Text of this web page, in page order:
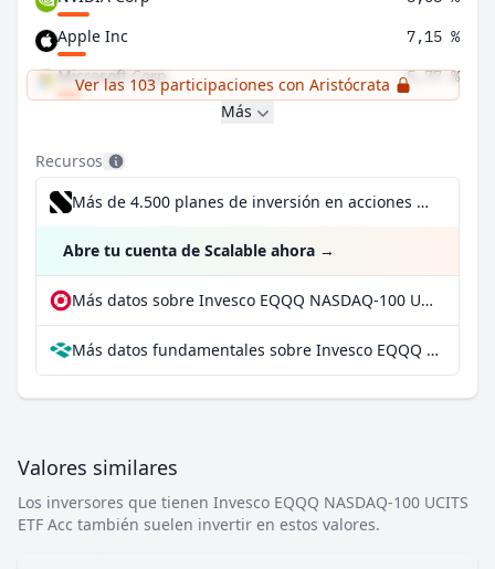
Apple Inc 7,15 %
Microsoft Corp 5,77 %
Ver las 103 participaciones con Aristócrata
Más
Recursos
Más de 4.500 planes de inversión en acciones desde 1 €
Abre tu cuenta de Scalable ahora →
Más datos sobre Invesco EQQQ NASDAQ-100 UCITS ETF Acc en extraETF
Más datos fundamentales sobre Invesco EQQQ NASDAQ-100 UCITS ETF Acc en Parqet
Valores similares
Los inversores que tienen Invesco EQQQ NASDAQ-100 UCITS
ETF Acc también suelen invertir en estos valores.